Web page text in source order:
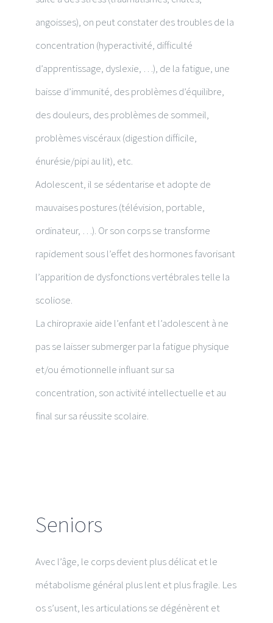
angoisses), on peut constater des troubles de la
concentration (hyperactivité, difficulté
d’apprentissage, dyslexie, …), de la fatigue, une
baisse d’immunité, des problèmes d’équilibre,
des douleurs, des problèmes de sommeil,
problèmes viscéraux (digestion difficile,
énurésie/pipi au lit), etc.
Adolescent, il se sédentarise et adopte de
mauvaises postures (télévision, portable,
ordinateur, …). Or son corps se transforme
rapidement sous l’effet des hormones favorisant
l’apparition de dysfonctions vertébrales telle la
scoliose.
La chiropraxie aide l’enfant et l’adolescent à ne
pas se laisser submerger par la fatigue physique
et/ou émotionnelle influant sur sa
concentration, son activité intellectuelle et au
final sur sa réussite scolaire.
Seniors
Avec l’âge, le corps devient plus délicat et le
métabolisme général plus lent et plus fragile. Les
os s’usent, les articulations se dégénèrent et